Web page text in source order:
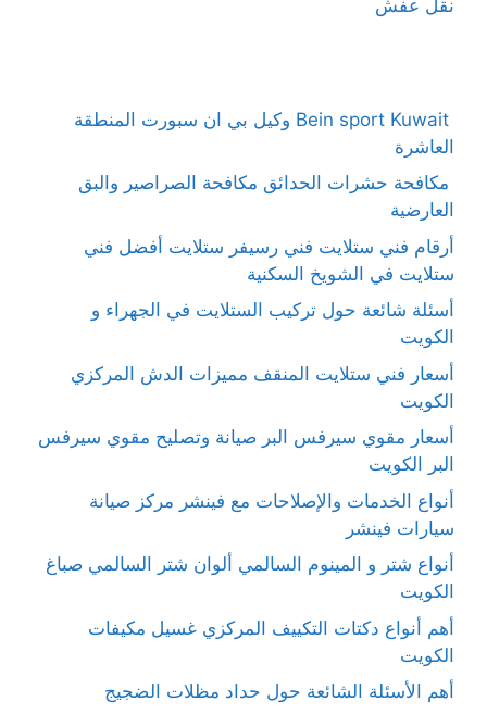
نقل عفش
Bein sport Kuwait وكيل بي ان سبورت المنطقة
العاشرة
مكافحة حشرات الحدائق مكافحة الصراصير والبق
العارضية
أرقام فني ستلايت فني رسيفر ستلايت أفضل فني
ستلايت في الشويخ السكنية
أسئلة شائعة حول تركيب الستلايت في الجهراء و
الكويت
أسعار فني ستلايت المنقف مميزات الدش المركزي
الكويت
أسعار مقوي سيرفس البر صيانة وتصليح مقوي سيرفس
البر الكويت
أنواع الخدمات والإصلاحات مع فينشر مركز صيانة
سيارات فينشر
أنواع شتر و المينوم السالمي ألوان شتر السالمي صباغ
الكويت
أهم أنواع دكتات التكييف المركزي غسيل مكيفات
الكويت
أهم الأسئلة الشائعة حول حداد مظلات الضجيج